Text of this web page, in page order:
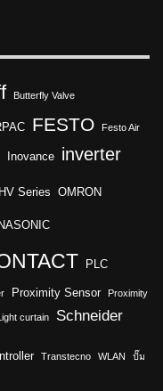
Butterfly Valve
FESTO Festo Air
Inovance inverter
Series OMRON
PLC
Proximity Sensor Proximity
curtain Schneider
Transtecno WLAN ปั๊ม